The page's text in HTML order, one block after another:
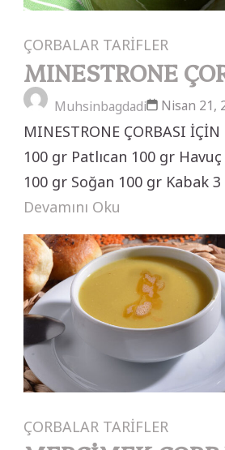
ÇORBALAR TARİFLER
MINESTRONE
Muhsinbagdadi Nisan 21,
MINESTRONE ÇORBASI
100 gr Patlıcan 100 gr
100 gr Soğan 100 gr Kabak
Devamını Oku
ÇORBALAR TARİFLER